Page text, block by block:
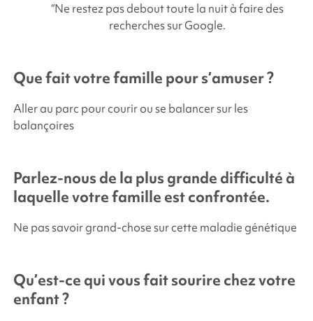
“Ne restez pas debout toute la nuit à faire des
recherches sur Google.
Que fait votre famille pour s’amuser ?
Aller au parc pour courir ou se balancer sur les
balançoires
Parlez-nous de la plus grande difficulté à
laquelle votre famille est confrontée.
Ne pas savoir grand-chose sur cette maladie génétique
Qu’est-ce qui vous fait sourire chez votre
enfant ?